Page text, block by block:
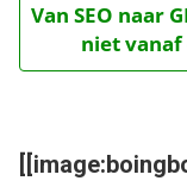
Van SEO naar
niet vanaf